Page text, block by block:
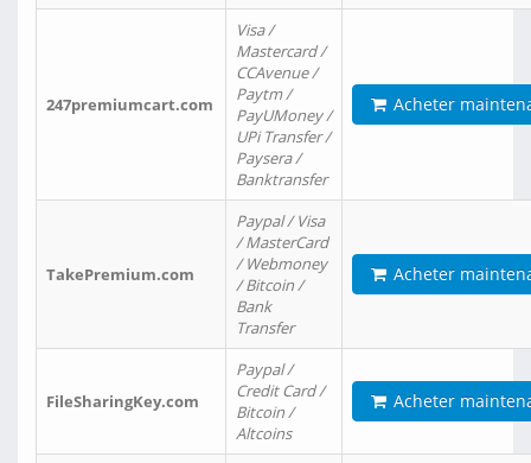
247premiumcart.com
Visa /
Mastercard /
CCAvenue /
Paytm /
PayUMoney /
UPi Transfer /
Paysera /
Banktransfer
Acheter
TakePremium.com
Paypal / Visa
/ MasterCard
/ Webmoney
/ Bitcoin /
Bank
Transfer
Acheter
FileSharingKey.com
Paypal /
Credit Card /
Bitcoin /
Altcoins
Acheter